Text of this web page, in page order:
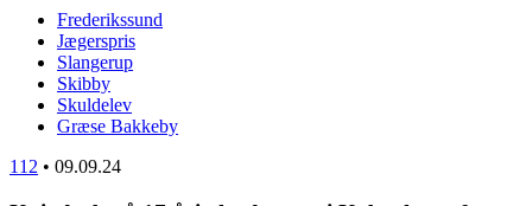
Frederikssund
Jægerspris
Slangerup
Skibby
Skuldelev
Græse Bakkeby
112 • 09.09.24